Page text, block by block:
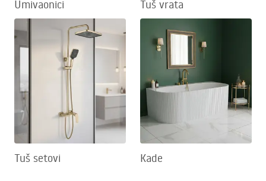
Umivaonici Tuš vrata
Tuš setovi Kade